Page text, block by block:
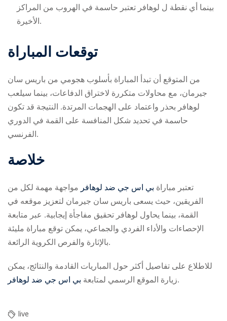
بينما أي نقطة ل لوهافر تعتبر حاسمة في الهروب من المراكز
الأخيرة.
توقعات المباراة
من المتوقع أن تبدأ المباراة بأسلوب هجومي من باريس سان
جيرمان، مع محاولات متكررة لاختراق الدفاعات، بينما سيلعب
لوهافر بحذر واعتماد على الهجمات المرتدة. النتيجة قد تكون
حاسمة في تحديد شكل المنافسة على القمة في الدوري
الفرنسي.
خلاصة
تعتبر مباراة بي اس جي ضد لوهافر مواجهة مهمة لكل من
الفريقين، حيث يسعى باريس سان جيرمان لتعزيز موقعه في
القمة، بينما يحاول لوهافر تحقيق مفاجأة إيجابية. عبر متابعة
الإحصاءات والأداء الفردي والجماعي، يمكن توقع مباراة مليئة
بالإثارة والفرص الكروية الرائعة.
للاطلاع على تفاصيل أكثر حول المباريات القادمة والنتائج، يمكن
زيارة الموقع الرسمي لمتابعة بي اس جي ضد لوهافر .
live